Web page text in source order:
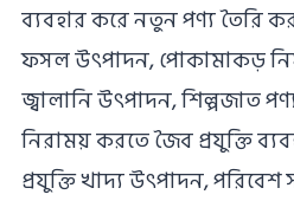
ব্যবহার করে নতুন পণ্য তৈরি
ফসল উৎপাদন, পোকামাকড়
জ্বালানি উৎপাদন, শিল্পজাত
নিরাময় করতে জৈব প্রযুক্তি
প্রযুক্তি খাদ্য উৎপাদন,